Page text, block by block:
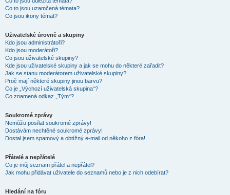
Co to jsou uzamčená témata?
Co jsou ikony témat?
Uživatelské úrovně a skupiny
Kdo jsou administrátoři?
Kdo jsou moderátoři?
Co jsou uživatelské skupiny?
Kde jsou uživatelské skupiny a jak se mohu do některé zařadit?
Jak se stanu moderátorem uživatelské skupiny?
Proč mají některé skupiny jinou barvu?
Co je „Výchozí uživatelská skupina“?
Co znamená odkaz „Tým“?
Soukromé zprávy
Nemůžu posílat soukromé zprávy!
Dostávám nechtěné soukromé zprávy!
Dostal jsem spamový a obtížný e-mail od někoho z fóra!
Přátelé a nepřátelé
Co je můj seznam přátel a nepřátel?
Jak mohu přidávat uživatele do seznamů nebo je z nich odebírat?
Hledání na fóru